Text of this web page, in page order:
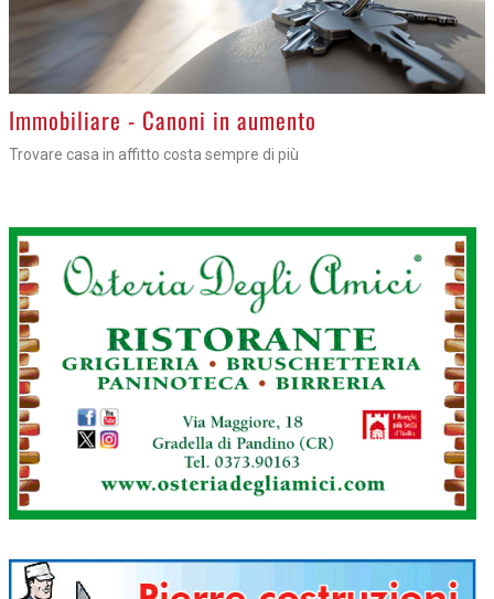
>Immobiliare - Canoni in aumento
Trovare casa in affitto costa sempre di più